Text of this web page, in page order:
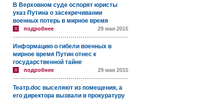
В Верховном суде оспорят юристы
указ Путина о засекречивании
военных потерь в мирное время
подробнее 29 мая 2015
Информацию о гибели военных в
мирное время Путин отнес к
государственной тайне
подробнее 29 мая 2015
Театр.doc выселяют из помещения, а
его директора вызвали в прокуратуру